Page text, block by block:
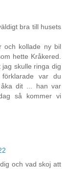
bra till husets
och kollade ny bil
hette Kråkered.
skulle ringa dig
var du
dit ... han var
så kommer vi
och vad skoj att